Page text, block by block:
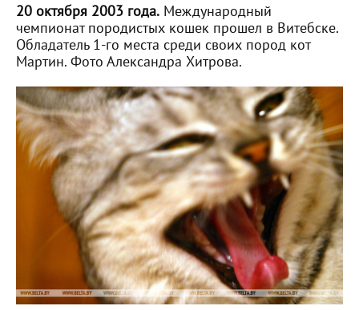
20 октября 2003 года. Международный
чемпионат породистых кошек прошел в Витебске.
Обладатель 1-го места среди своих пород кот
Мартин. Фото Александра Хитрова.